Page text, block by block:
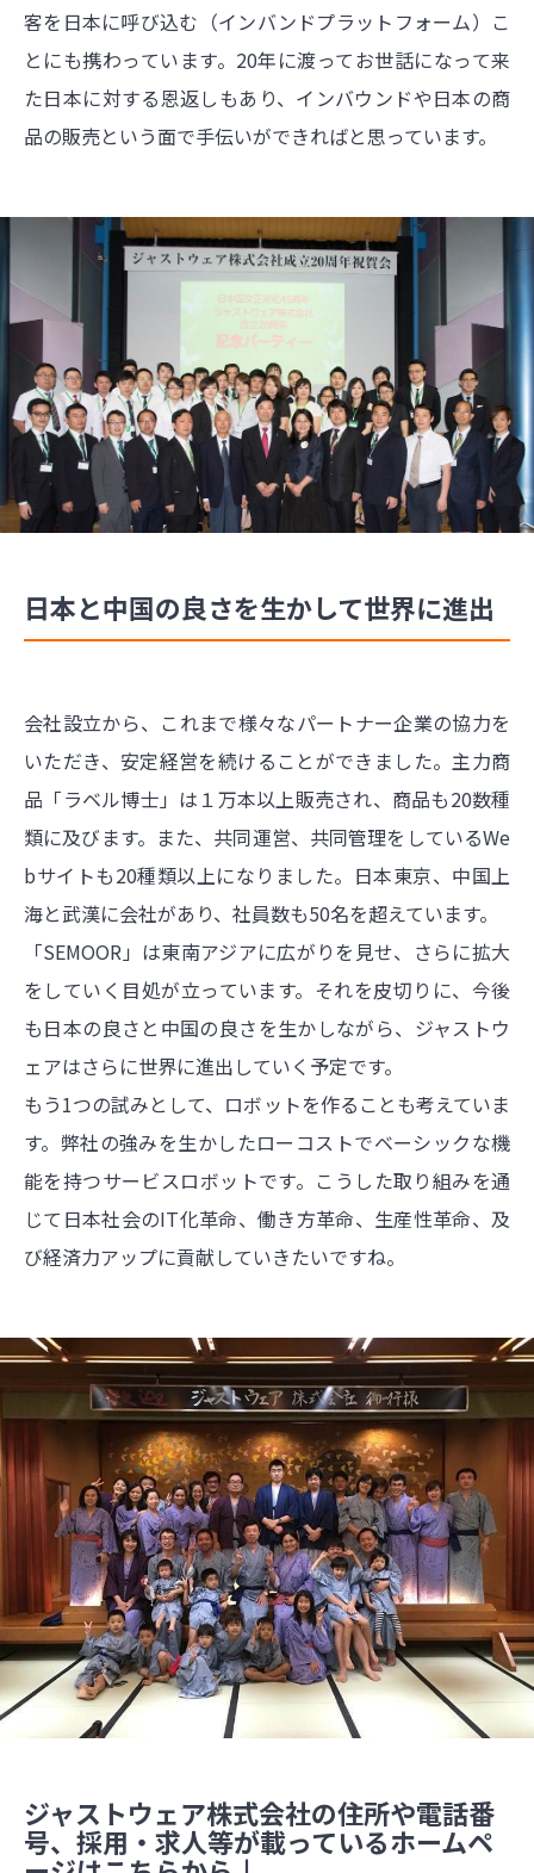
客を日本に呼び込む（インバンドプラットフォーム）こ
とにも携わっています。20年に渡ってお世話になって来
た日本に対する恩返しもあり、インバウンドや日本の商
品の販売という面で手伝いができればと思っています。
日本と中国の良さを生かして世界に進出
会社設立から、これまで様々なパートナー企業の協力を
いただき、安定経営を続けることができました。主力商
品「ラベル博士」は１万本以上販売され、商品も20数種
類に及びます。また、共同運営、共同管理をしているWe
bサイトも20種類以上になりました。日本東京、中国上
海と武漢に会社があり、社員数も50名を超えています。
「SEMOOR」は東南アジアに広がりを見せ、さらに拡大
をしていく目処が立っています。それを皮切りに、今後
も日本の良さと中国の良さを生かしながら、ジャストウ
ェアはさらに世界に進出していく予定です。
もう1つの試みとして、ロボットを作ることも考えていま
す。弊社の強みを生かしたローコストでベーシックな機
能を持つサービスロボットです。こうした取り組みを通
じて日本社会のIT化革命、働き方革命、生産性革命、及
び経済力アップに貢献していきたいですね。
ジャストウェア株式会社の住所や電話番
号、採用・求人等が載っているホームペ